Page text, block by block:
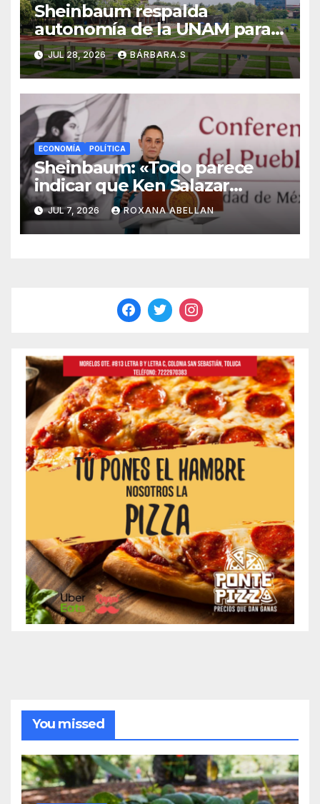
Sheinbaum respalda
autonomía de la UNAM para
resolver polémica por
examen de ingreso
JUL 28, 2026 BÁRBARA.S
ECONOMÍA POLÍTICA
Sheinbaum: «Todo parece
indicar que Ken Salazar
mintió» sobre captura de ‘El
Mayo’
JUL 7, 2026 ROXANA ABELLAN
You missed